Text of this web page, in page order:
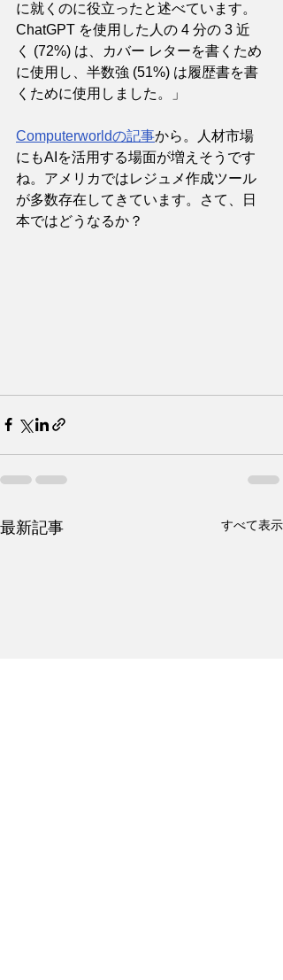
に就くのに役立ったと述べています。
ChatGPT を使用した人の 4 分の 3 近
く (72%) は、カバー レターを書くため
に使用し、半数強 (51%) は履歴書を書
くために使用しました。」
Computerworldの記事から。人材市場
にもAIを活用する場面が増えそうです
ね。アメリカではレジュメ作成ツール
が多数存在してきています。さて、日
本ではどうなるか？
最新記事 すべて表示